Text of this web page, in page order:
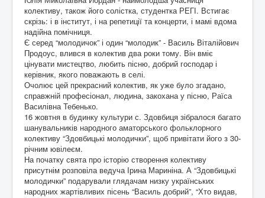
колективу, також його солістка, студентка РЕГІ. Встигає
скрізь: і в інститут, і на репетиції та концерти, і мамі вдома
надійна помічниця.
Є серед “молодичок” і один “молодик” - Василь Віталійович
Продоус, влився в колектив два роки тому. Він вміє
цінувати мистецтво, любить пісню, добрий господар і
керівник, якого поважають в селі.
Очолює цей прекрасний колектив, як уже було згадано,
справжній професіонал, людина, закохана у пісню, Раїса
Василівна Тебенько.
16 жовтня в будинку культури с. Здовбиця зібралося багато
шанувальників народного аматорського фольклорного
колективу “Здовбицькі молодички”, щоб привітати його з 30-
річним ювілеєм.
На початку свята про історію створення колективу
присутнім розповіла ведуча Ірина Мариніна. А “Здовбицькі
молодички” подарували глядачам низку українських
народних жартівливих пісень “Василь добрий”, “Хто видав,